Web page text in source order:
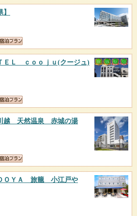
ＥＬ ｃｏｏｊｕ(クージュ)
越 天然温泉 赤城の湯
ＯＹＡ 旅籠 小江戸や